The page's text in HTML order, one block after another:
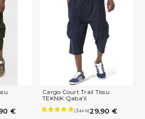
€
Cargo Court Trail Tissu
TEKNIK Qaba'il
29,90 €